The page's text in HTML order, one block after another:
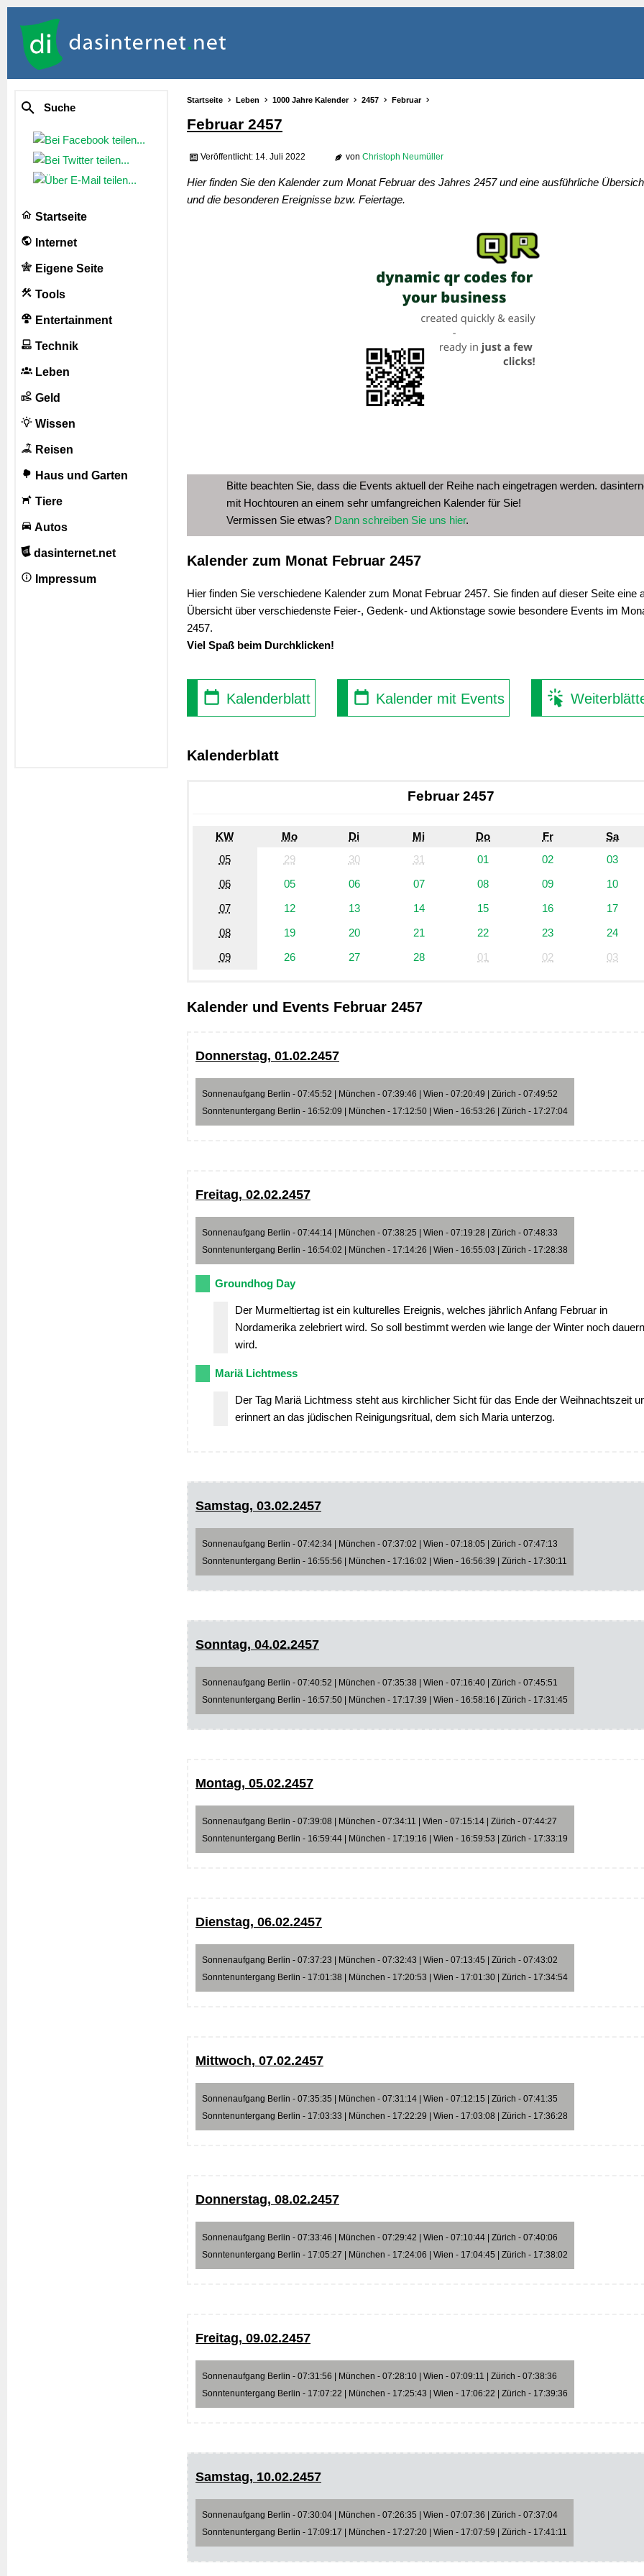
Suche
Startseite
Internet
Eigene Seite
Tools
Entertainment
Technik
Leben
Geld
Wissen
Reisen
Haus und Garten
Tiere
Autos
dasinternet.net
Impressum
Startseite Leben 1000 Jahre Kalender 2457 Februar
Februar 2457
Veröffentlicht: 14. Juli 2022 von Christoph Neumüller
Hier finden Sie den Kalender zum Monat Februar des Jahres 2457 und eine ausführliche
und die besonderen Ereignisse bzw. Feiertage.
Bitte beachten Sie, dass die Events aktuell der Reihe nach eingetragen werden.
mit Hochtouren an einem sehr umfangreichen Kalender für Sie!
Vermissen Sie etwas? Dann schreiben Sie uns hier.
Kalender zum Monat Februar 2457
Hier finden Sie verschiedene Kalender zum Monat Februar 2457. Sie finden auf dieser Seite eine
Übersicht über verschiedenste Feier-, Gedenk- und Aktionstage sowie besondere Events im
2457.
Viel Spaß beim Durchklicken!
Kalenderblatt Kalender mit Events
Kalenderblatt
Februar 2457
KW Mo Di Mi Do Fr
Sa
05
29 30 31 01 02
03
06
05 06 07 08 09
10
07
12 13 14 15 16
17
08
19 20 21 22 23
24
09
26 27 28 01 02 03
Kalender und Events Februar 2457
Donnerstag, 01.02.2457
Sonnenaufgang Berlin - 07:45:52 | München - 07:39:46 | Wien - 07:20:49 | Zürich - 07:49:52
Sonntenuntergang Berlin - 16:52:09 | München - 17:12:50 | Wien - 16:53:26 | Zürich - 17:27:04
Freitag, 02.02.2457
Sonnenaufgang Berlin - 07:44:14 | München - 07:38:25 | Wien - 07:19:28 | Zürich - 07:48:33
Sonntenuntergang Berlin - 16:54:02 | München - 17:14:26 | Wien - 16:55:03 | Zürich - 17:28:38
Groundhog Day
Der Murmeltiertag ist ein kulturelles Ereignis, welches jährlich Anfang Februar in
Nordamerika zelebriert wird. So soll bestimmt werden wie lange der Winter noch dauern
wird.
Mariä Lichtmess
Der Tag Mariä Lichtmess steht aus kirchlicher Sicht für das Ende der Weihnachtszeit
erinnert an das jüdischen Reinigungsritual, dem sich Maria unterzog.
Samstag, 03.02.2457
Sonnenaufgang Berlin - 07:42:34 | München - 07:37:02 | Wien - 07:18:05 | Zürich - 07:47:13
Sonntenuntergang Berlin - 16:55:56 | München - 17:16:02 | Wien - 16:56:39 | Zürich - 17:30:11
Sonntag, 04.02.2457
Sonnenaufgang Berlin - 07:40:52 | München - 07:35:38 | Wien - 07:16:40 | Zürich - 07:45:51
Sonntenuntergang Berlin - 16:57:50 | München - 17:17:39 | Wien - 16:58:16 | Zürich - 17:31:45
Montag, 05.02.2457
Sonnenaufgang Berlin - 07:39:08 | München - 07:34:11 | Wien - 07:15:14 | Zürich - 07:44:27
Sonntenuntergang Berlin - 16:59:44 | München - 17:19:16 | Wien - 16:59:53 | Zürich - 17:33:19
Dienstag, 06.02.2457
Sonnenaufgang Berlin - 07:37:23 | München - 07:32:43 | Wien - 07:13:45 | Zürich - 07:43:02
Sonntenuntergang Berlin - 17:01:38 | München - 17:20:53 | Wien - 17:01:30 | Zürich - 17:34:54
Mittwoch, 07.02.2457
Sonnenaufgang Berlin - 07:35:35 | München - 07:31:14 | Wien - 07:12:15 | Zürich - 07:41:35
Sonntenuntergang Berlin - 17:03:33 | München - 17:22:29 | Wien - 17:03:08 | Zürich - 17:36:28
Donnerstag, 08.02.2457
Sonnenaufgang Berlin - 07:33:46 | München - 07:29:42 | Wien - 07:10:44 | Zürich - 07:40:06
Sonntenuntergang Berlin - 17:05:27 | München - 17:24:06 | Wien - 17:04:45 | Zürich - 17:38:02
Freitag, 09.02.2457
Sonnenaufgang Berlin - 07:31:56 | München - 07:28:10 | Wien - 07:09:11 | Zürich - 07:38:36
Sonntenuntergang Berlin - 17:07:22 | München - 17:25:43 | Wien - 17:06:22 | Zürich - 17:39:36
Samstag, 10.02.2457
Sonnenaufgang Berlin - 07:30:04 | München - 07:26:35 | Wien - 07:07:36 | Zürich - 07:37:04
Sonntenuntergang Berlin - 17:09:17 | München - 17:27:20 | Wien - 17:07:59 | Zürich - 17:41:11